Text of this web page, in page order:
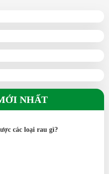
NHẤT
các loại rau gì?